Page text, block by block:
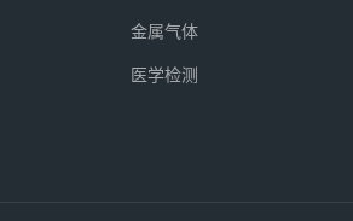
金属气体
医学检测